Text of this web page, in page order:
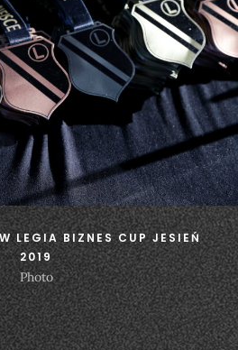
LEGIA BIZNES CUP JESIEŃ
2019
Photo